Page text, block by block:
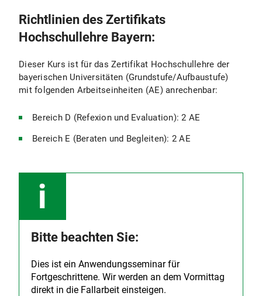
Richtlinien des Zertifikats
Hochschullehre Bayern:
Dieser Kurs ist für das Zertifikat Hochschullehre der
bayerischen Universitäten (Grundstufe/Aufbaustufe)
mit folgenden Arbeitseinheiten (AE) anrechenbar:
Bereich D (Refexion und Evaluation): 2 AE
Bereich E (Beraten und Begleiten): 2 AE
Bitte beachten Sie:
Dies ist ein Anwendungsseminar für
Fortgeschrittene. Wir werden an dem Vormittag
direkt in die Fallarbeit einsteigen.